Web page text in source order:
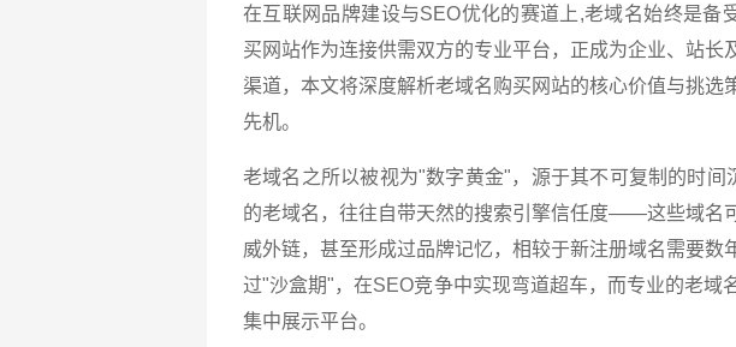
在互联网品牌建设与SEO优化的赛道上,老域名始终是备
买网站作为连接供需双方的专业平台，正成为企业、站长
渠道，本文将深度解析老域名购买网站的核心价值与挑选
先机。
老域名之所以被视为"数字黄金"，源于其不可复制的时间
的老域名，往往自带天然的搜索引擎信任度——这些域名
威外链，甚至形成过品牌记忆，相较于新注册域名需要数
过"沙盒期"，在SEO竞争中实现弯道超车，而专业的老域
集中展示平台。